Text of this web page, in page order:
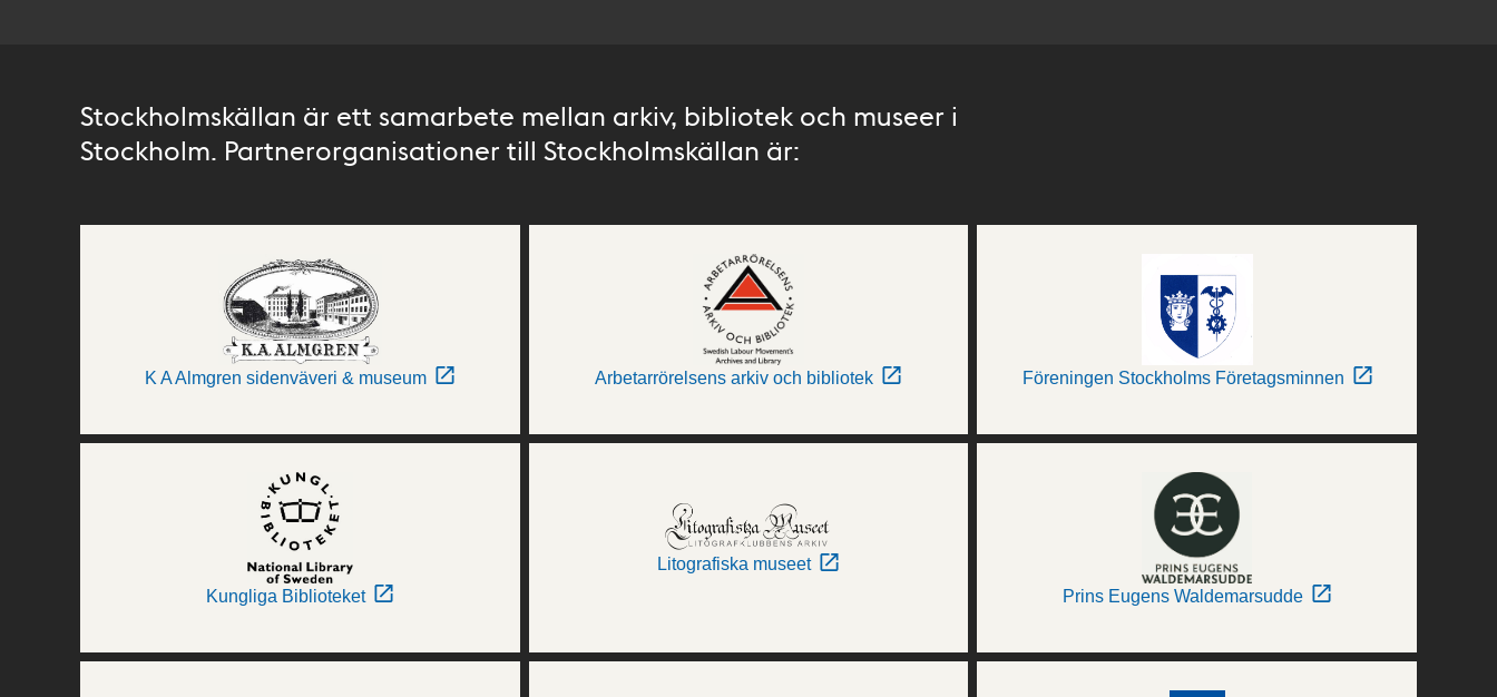
Stockholmskällan är ett samarbete mellan arkiv, bibliotek och museer i
Stockholm. Partnerorganisationer till Stockholmskällan är:
K A Almgren sidenväveri & museum Arbetarrörelsens arkiv och bibliotek Föreningen Stockholms Företagsminnen
Kungliga Biblioteket
Litografiska museet
Prins Eugens Waldemarsudde